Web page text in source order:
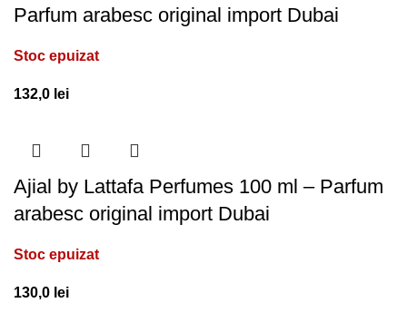
Parfum arabesc original import Dubai
Stoc epuizat
132,0 lei
Ajial by Lattafa Perfumes 100 ml – Parfum
arabesc original import Dubai
Stoc epuizat
130,0 lei